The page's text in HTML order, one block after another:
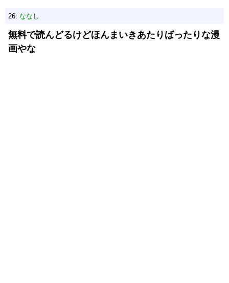
26: ななし
無料で読んどるけどほんまいきあたりばったりな漫
画やな